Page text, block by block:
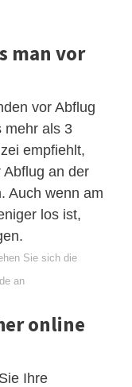
man vor
vor Abflug
mehr als 3
empfiehlt,
an der
Auch wenn am
los ist,
Sie sich die
an
online
Ihre